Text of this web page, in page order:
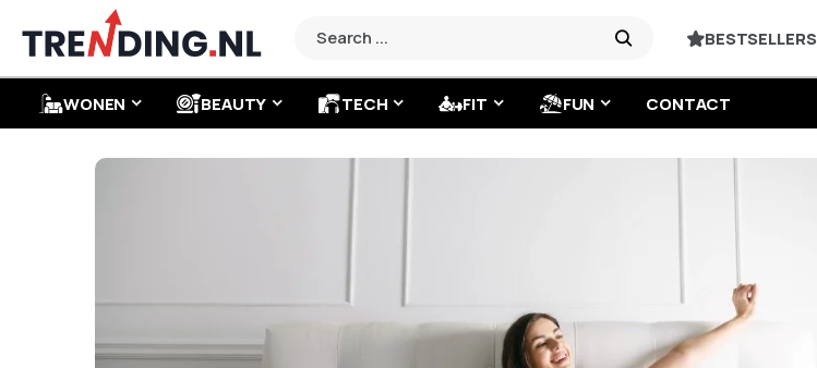
BESTSELLERS
WONEN BEAUTY TECH FIT FUN CONTACT